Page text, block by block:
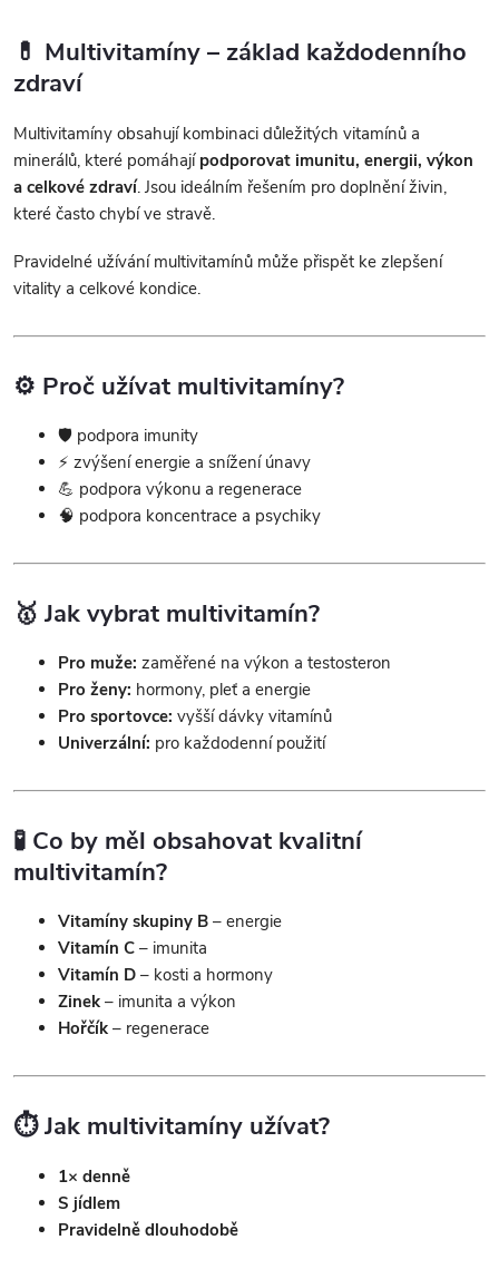
d
a
c
í
p
r
v
k
y
i
s
á
n
o
v
á
í
💊 Multivitamíny – základ každodenního
zdraví
Multivitamíny obsahují kombinaci důležitých vitamínů a
minerálů, které pomáhají podporovat imunitu, energii, výkon
a celkové zdraví. Jsou ideálním řešením pro doplnění živin,
které často chybí ve stravě.
Pravidelné užívání multivitamínů může přispět ke zlepšení
vitality a celkové kondice.
⚙️ Proč užívat multivitamíny?
🛡️ podpora imunity
⚡ zvýšení energie a snížení únavy
💪 podpora výkonu a regenerace
🧠 podpora koncentrace a psychiky
🥇 Jak vybrat multivitamín?
Pro muže: zaměřené na výkon a testosteron
Pro ženy: hormony, pleť a energie
Pro sportovce: vyšší dávky vitamínů
Univerzální: pro každodenní použití
🧪 Co by měl obsahovat kvalitní
multivitamín?
Vitamíny skupiny B – energie
Vitamín C – imunita
Vitamín D – kosti a hormony
Zinek – imunita a výkon
Hořčík – regenerace
⏱️ Jak multivitamíny užívat?
1× denně
S jídlem
Pravidelně dlouhodobě